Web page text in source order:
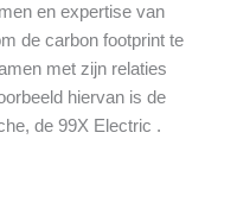
en expertise van
de carbon footprint te
met zijn relaties
hiervan is de
de 99X Electric .